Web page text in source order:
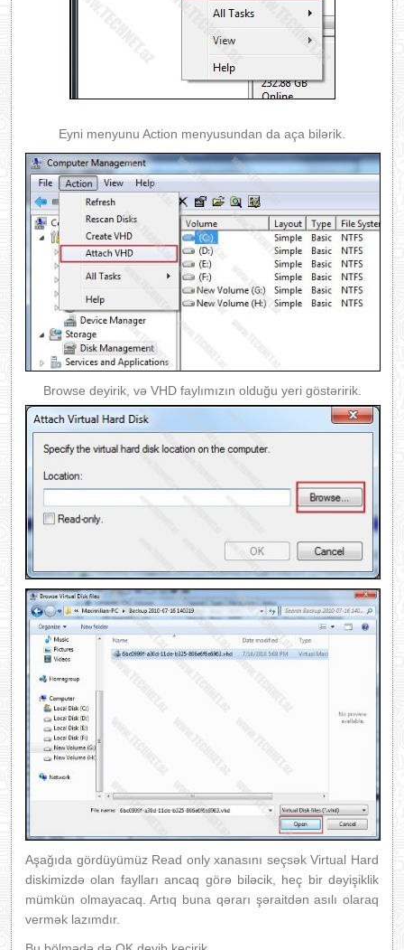
Eyni menyunu Action menyusundan da aça bilərik.
Browse deyirik, və VHD faylımızın olduğu yeri göstəririk.
Aşağıda gördüyümüz Read only xanasını seçsək Virtual Hard
diskimizdə olan faylları ancaq görə biləcik, heç bir dəyişiklik
mümkün olmayacaq. Artıq buna qərarı şəraitdən asılı olaraq
vermək lazımdır.